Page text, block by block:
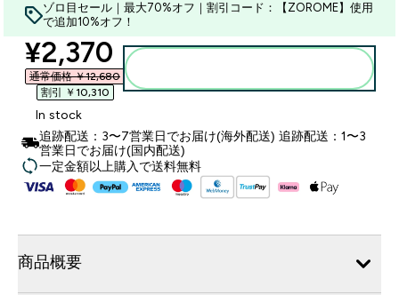
ゾロ目セール｜最大70%オフ｜割引コード：【ZOROME】使用
で追加10%オフ！
discounted price
¥2,370‎
通常価格 ￥12,680‎
割引 ￥10,310‎
In stock
追跡配送：3〜7営業日でお届け(海外配送) 追跡配送：1〜3
営業日でお届け(国内配送)
一定金額以上購入で送料無料
商品概要